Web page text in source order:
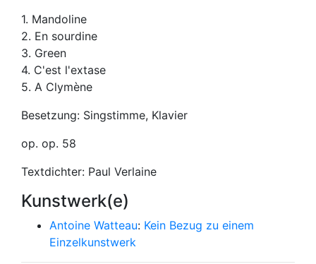
1. Mandoline
2. En sourdine
3. Green
4. C'est l'extase
5. A Clymène
Besetzung: Singstimme, Klavier
op. op. 58
Textdichter: Paul Verlaine
Kunstwerk(e)
Antoine Watteau: Kein Bezug zu einem
Einzelkunstwerk